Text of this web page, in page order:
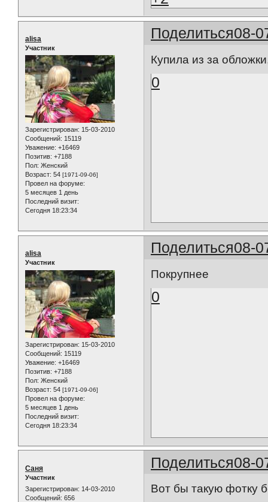
Поделиться08-
alisa
Участник
Зарегистрирован: 15-03-2010
Сообщений: 15119
Уважение: +16469
Позитив: +7188
Пол: Женский
Возраст: 54 [1971-09-06]
Провел на форуме:
5 месяцев 1 день
Последний визит:
Сегодня 18:23:34
Купила из за
0
Поделиться08-
alisa
Участник
Зарегистрирован: 15-03-2010
Сообщений: 15119
Уважение: +16469
Позитив: +7188
Пол: Женский
Возраст: 54 [1971-09-06]
Провел на форуме:
5 месяцев 1 день
Последний визит:
Сегодня 18:23:34
Покрупнее
0
Поделиться08-
Саня
Участник
Зарегистрирован: 14-03-2010
Сообщений: 656
Вот бы такую фотку